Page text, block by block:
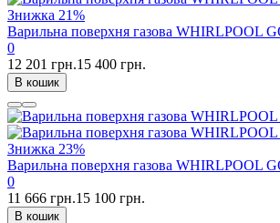
Знижка 21%
Варильна поверхня газова WHIRLPOOL
0
12 201 грн.15 400 грн.
В кошик
Знижка 23%
Варильна поверхня газова WHIRLPOOL
0
11 666 грн.15 100 грн.
В кошик